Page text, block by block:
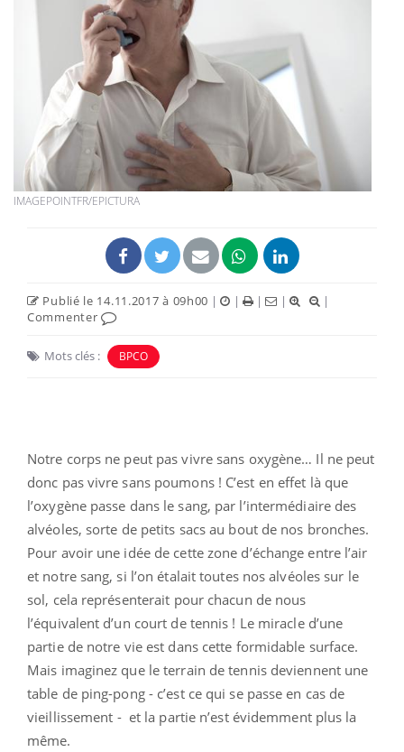
IMAGEPOINTFR/EPICTURA
Publié le 14.11.2017 à 09h00 | | | |
|
Commenter
Mots clés : BPCO
Notre corps ne peut pas vivre sans oxygène… Il ne peut
donc pas vivre sans poumons ! C’est en effet là que
l’oxygène passe dans le sang, par l’intermédiaire des
alvéoles, sorte de petits sacs au bout de nos bronches.
Pour avoir une idée de cette zone d’échange entre l’air
et notre sang, si l’on étalait toutes nos alvéoles sur le
sol, cela représenterait pour chacun de nous
l’équivalent d’un court de tennis ! Le miracle d’une
partie de notre vie est dans cette formidable surface.
Mais imaginez que le terrain de tennis deviennent une
table de ping-pong - c’est ce qui se passe en cas de
vieillissement - et la partie n’est évidemment plus la
même.